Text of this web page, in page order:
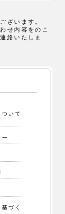
ざいます。
せ内容をのこ
絡いたしま
ついて
づく